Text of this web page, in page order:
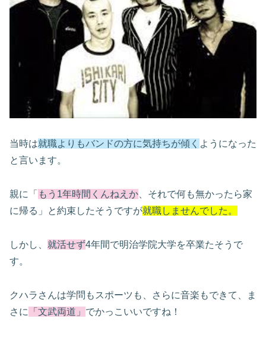
当時は就職よりもバンドの方に気持ちが傾く ようになった
と言います。
親に「 もう1年時間くんねえか 、それで何も無かったら家
に帰る」と約束したそうですが就職しませんでした。
しかし、 就活せず4年間で明治学院大学を卒業たそうで
す。
クハラさんは学問もスポーツも、さらに音楽もできて、ま
さに
「文武両道」 でかっこいいですね！